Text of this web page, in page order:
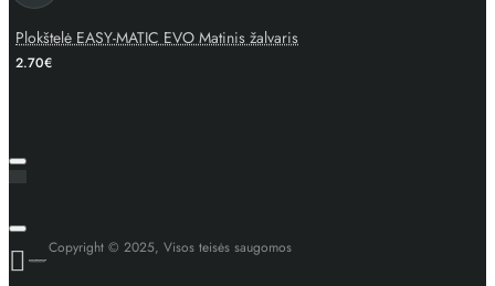
Plokštelė EASY-MATIC EVO Matinis žalvaris
2.70€
Copyright © 2025, Visos teisės saugomos